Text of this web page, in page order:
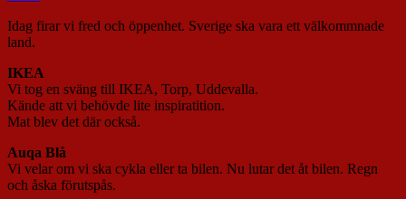
Idag firar vi fred och öppenhet. Sverige ska vara ett välkommnade
land.
IKEA
Vi tog en sväng till IKEA, Torp, Uddevalla.
Kände att vi behövde lite inspiratition.
Mat blev det där också.
Auqa Blå
Vi velar om vi ska cykla eller ta bilen. Nu lutar det åt bilen. Regn
och åska förutspås.